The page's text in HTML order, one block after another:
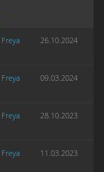
Freya 26.10.2024
Freya 09.03.2024
Freya 28.10.2023
Freya 11.03.2023